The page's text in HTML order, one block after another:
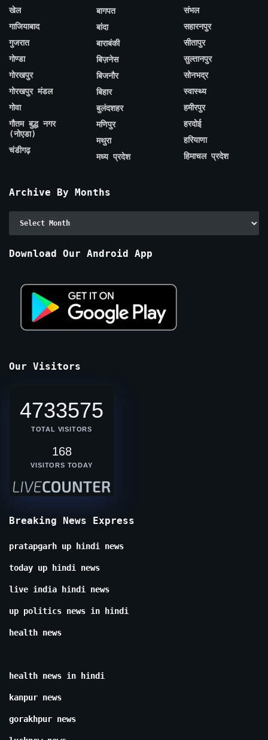
खेल
गाजियाबाद
गुजरात
गोण्डा
गोरखपुर
गोरखपुर मंडल
गोवा
गौतम बुद्ध नगर
(नोएडा)
चंडीगढ़
बागपत
बांदा
बाराबंकी
बिज़नेस
बिजनौर
बिहार
बुलंदशहर
मणिपुर
मथुरा
मध्य प्रदेश
संभल
सहारनपुर
सीतापुर
सुल्तानपुर
सोनभद्र
स्वास्थ्य
हमीरपुर
हरदोई
हरियाणा
हिमाचल प्रदेश
Archive By Months
Download Our Android App
Our Visitors
4733575
TOTAL VISITORS
168
VISITORS TODAY
Breaking News Express
pratapgarh up hindi news
today up hindi news
live india hindi news
up politics news in hindi
health news
health news in hindi
kanpur news
gorakhpur news